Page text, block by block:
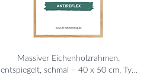
Massiver Eichenholzrahmen,
entspiegelt, schmal – 40 x 50 cm, Typ